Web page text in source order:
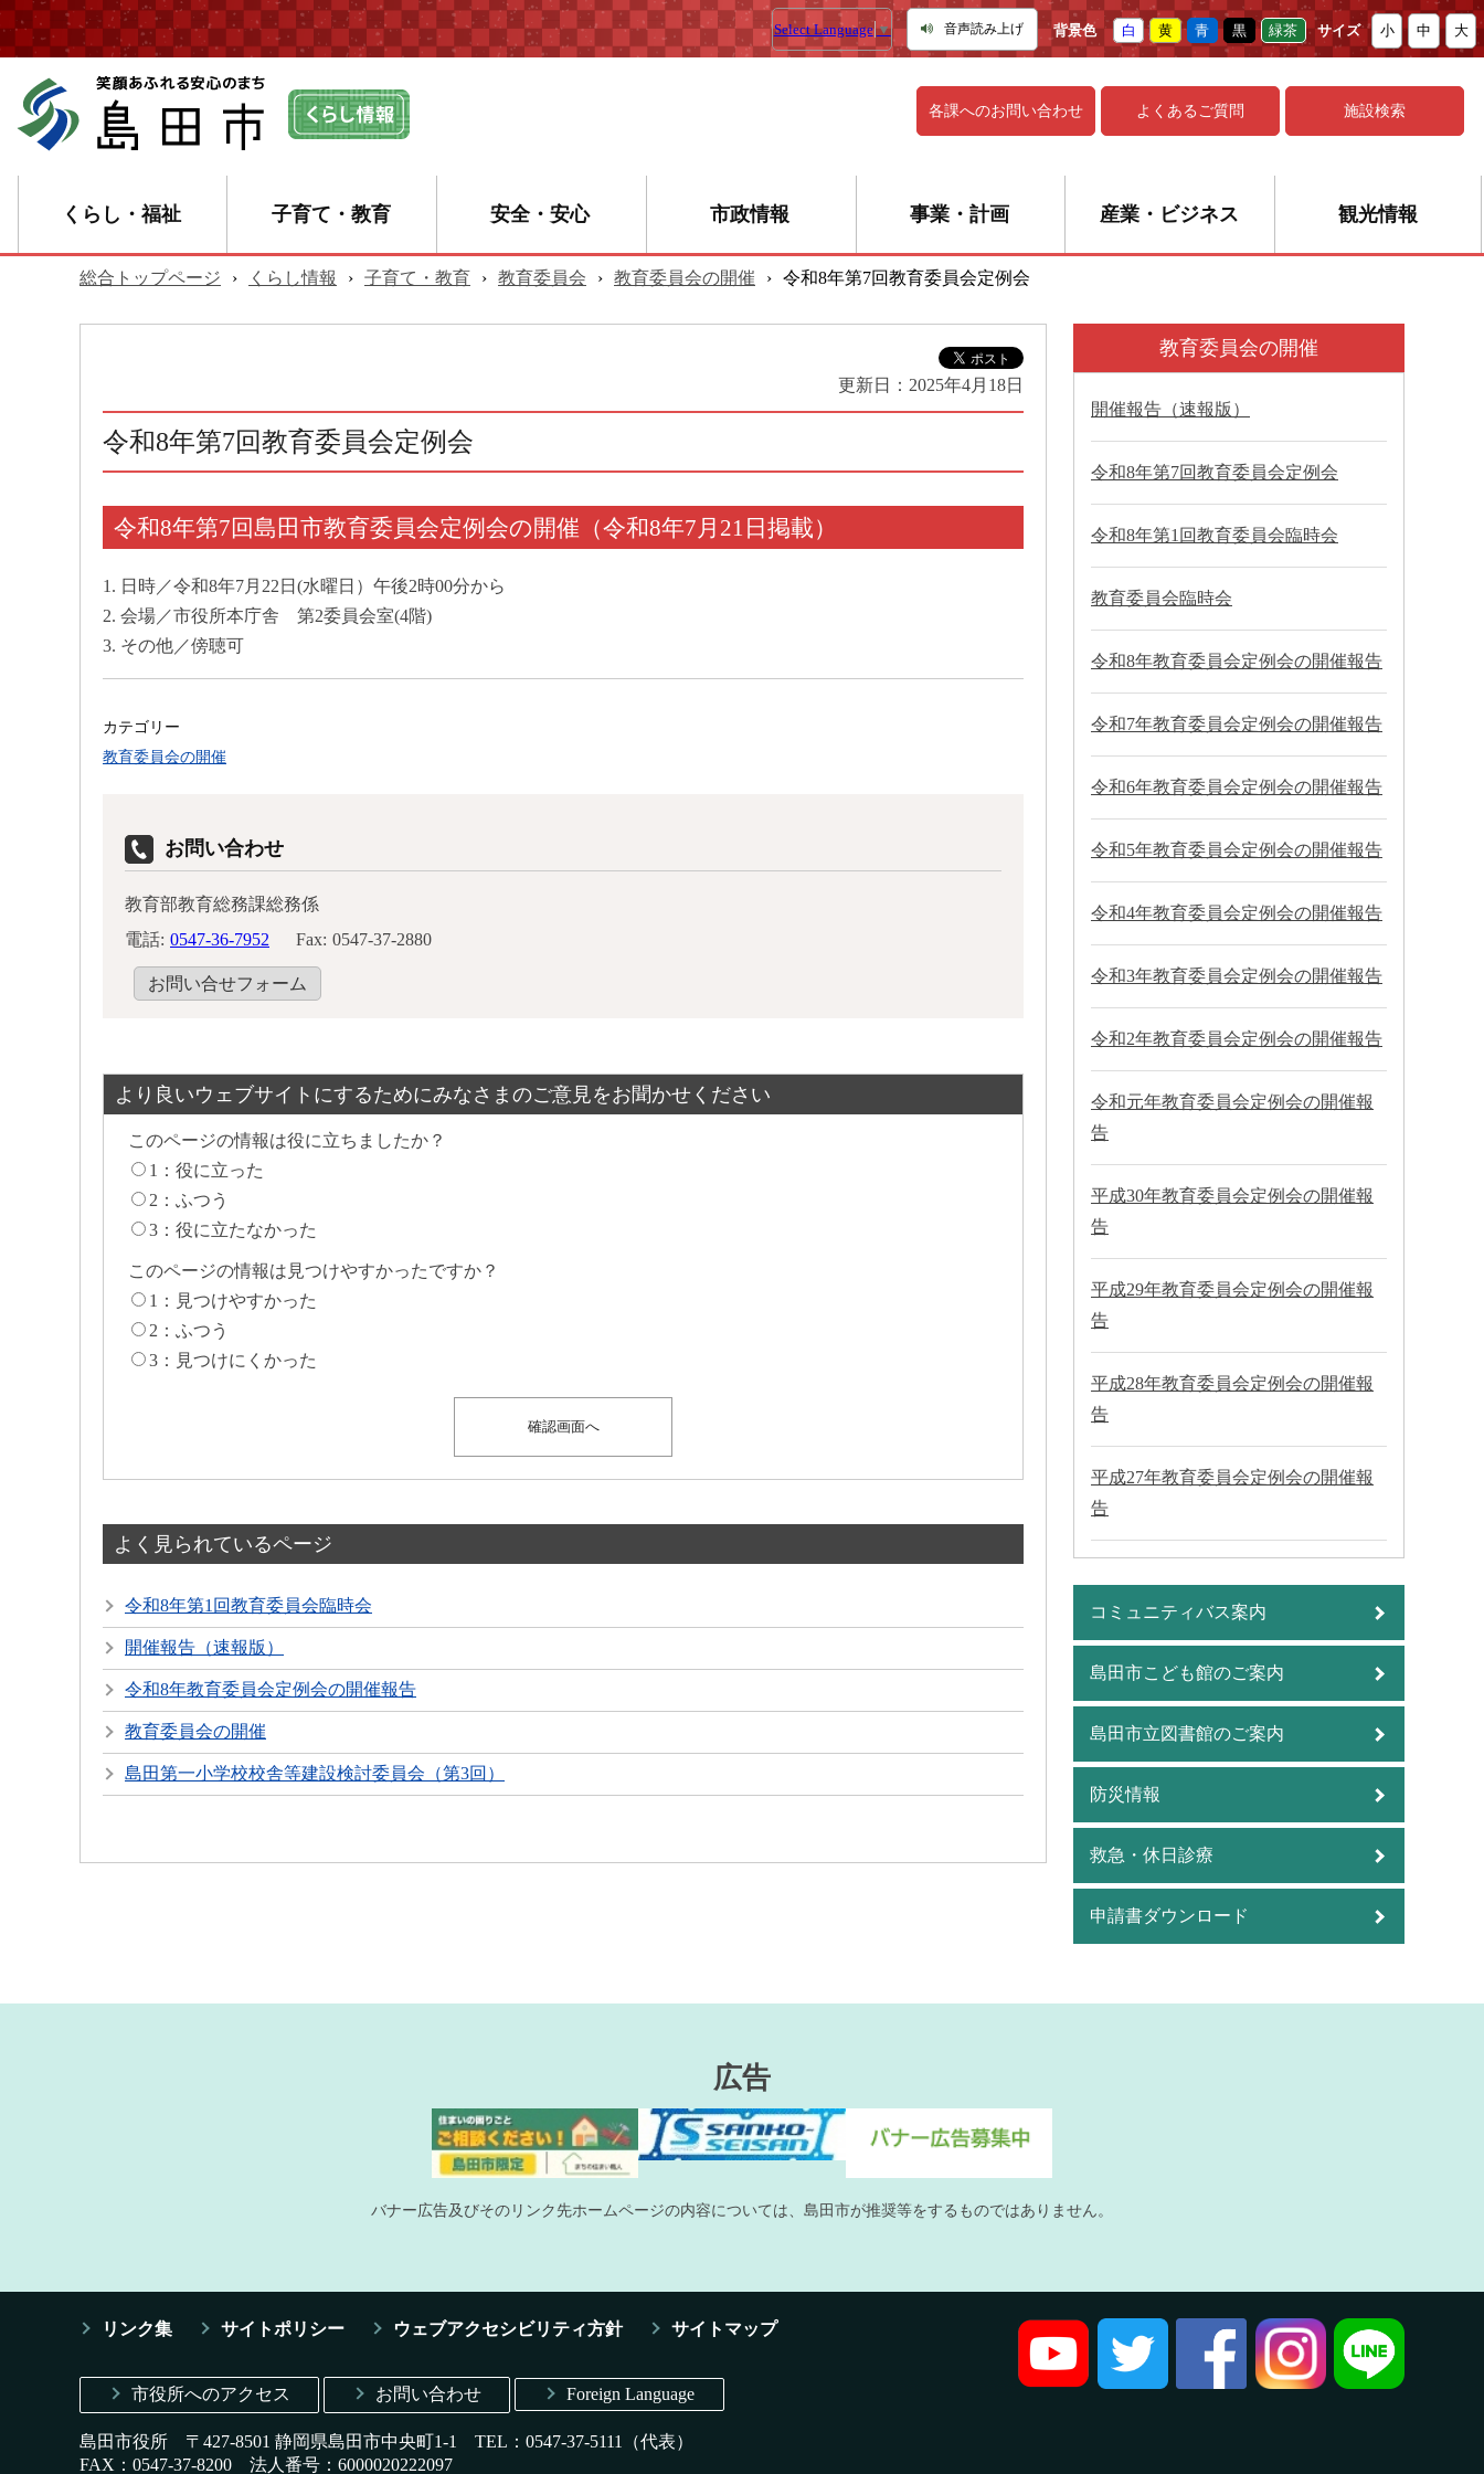
Select Language ▼ 音声読み上げ 背景色 白 黄 青 黒 緑茶 サイズ 小 中 大
各課へのお問い合わせ よくあるご質問 施設検索
くらし・福祉 子育て・教育 安全・安心 市政情報 事業・計画 産業・ビジネス 観光情報
総合トップページ › くらし情報 › 子育て・教育 › 教育委員会 › 教育委員会の開催 › 令和8年第7回教育委員会定例会
更新日： 2025年4月18日
令和8年第7回教育委員会定例会
令和8年第7回島田市教育委員会定例会の開催（令和8年7月21日掲載）
1. 日時／令和8年7月22日(水曜日）午後2時00分から
2. 会場／市役所本庁舎 第2委員会室(4階)
3. その他／傍聴可
カテゴリー
教育委員会の開催
お問い合わせ
教育部教育総務課総務係
電話: 0547-36-7952 Fax: 0547-37-2880
お問い合せフォーム
より良いウェブサイトにするためにみなさまのご意見をお聞かせください
このページの情報は役に立ちましたか？
1：役に立った
2：ふつう
3：役に立たなかった
このページの情報は見つけやすかったですか？
1：見つけやすかった
2：ふつう
3：見つけにくかった
よく見られているページ
令和8年第1回教育委員会臨時会
開催報告（速報版）
令和8年教育委員会定例会の開催報告
教育委員会の開催
島田第一小学校校舎等建設検討委員会（第3回）
教育委員会の開催
開催報告（速報版）
令和8年第7回教育委員会定例会
令和8年第1回教育委員会臨時会
教育委員会臨時会
令和8年教育委員会定例会の開催報告
令和7年教育委員会定例会の開催報告
令和6年教育委員会定例会の開催報告
令和5年教育委員会定例会の開催報告
令和4年教育委員会定例会の開催報告
令和3年教育委員会定例会の開催報告
令和2年教育委員会定例会の開催報告
令和元年教育委員会定例会の開催報
告
平成30年教育委員会定例会の開催報
告
平成29年教育委員会定例会の開催報
告
平成28年教育委員会定例会の開催報
告
平成27年教育委員会定例会の開催報
告
コミュニティバス案内
島田市こども館のご案内
島田市立図書館のご案内
防災情報
救急・休日診療
申請書ダウンロード
広告
バナー広告及びそのリンク先ホームページの内容については、島田市が推奨等をするものではありません。
リンク集 サイトポリシー ウェブアクセシビリティ方針 サイトマップ
市役所へのアクセス お問い合わせ Foreign Language
島田市役所 〒427-8501 静岡県島田市中央町1-1 TEL：0547-37-5111（代表）
FAX：0547-37-8200 法人番号：6000020222097